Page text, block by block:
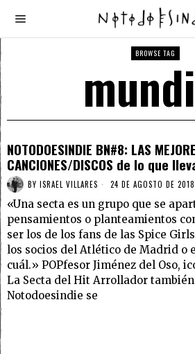
BROWSE TAG
NOTODOESINDIE BN#8: LAS
CANCIONES/DISCOS de lo que
BY ISRAEL VILLARES 24 DE AGOSTO DE 2018
«Una secta es un grupo que se
pensamientos o planteamientos
ser los de los fans de las Spice
los socios del Atlético de Madrid o
cuál.» POPfesor Jiménez del Oso,
La Secta del Hit Arrollador
Notodoesindie se